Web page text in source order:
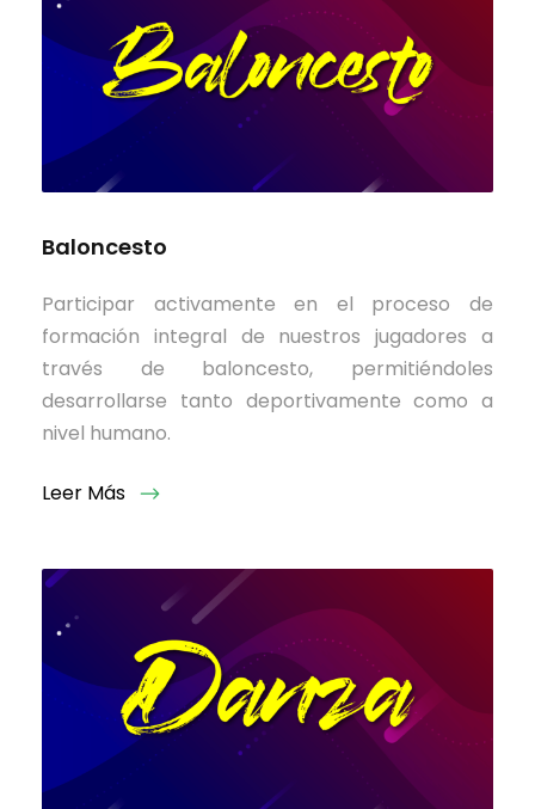
Baloncesto
Participar activamente en el proceso de
formación integral de nuestros jugadores a
través de baloncesto, permitiéndoles
desarrollarse tanto deportivamente como a
nivel humano.
Leer Más